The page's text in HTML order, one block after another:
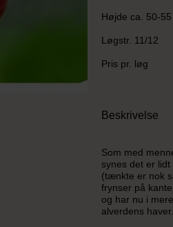
Højde ca. 50-
Løgstr. 11/12
Pris pr. løg
Beskrivelse
Som med
synes det er
(tænkte er nok
frynser på
og har nu i
alverdens haver.